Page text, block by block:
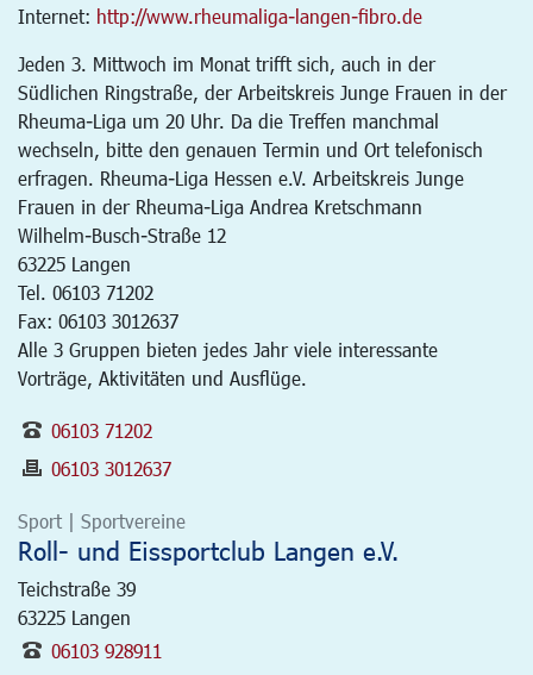
Internet: http://www.rheumaliga-langen-fibro.de
Jeden 3. Mittwoch im Monat trifft sich, auch in der
Südlichen Ringstraße, der Arbeitskreis Junge Frauen in der
Rheuma-Liga um 20 Uhr. Da die Treffen manchmal
wechseln, bitte den genauen Termin und Ort telefonisch
erfragen. Rheuma-Liga Hessen e.V. Arbeitskreis Junge
Frauen in der Rheuma-Liga Andrea Kretschmann
Wilhelm-Busch-Straße 12
63225 Langen
Tel. 06103 71202
Fax: 06103 3012637
Alle 3 Gruppen bieten jedes Jahr viele interessante
Vorträge, Aktivitäten und Ausflüge.
06103 71202
06103 3012637
Sport | Sportvereine
Roll- und Eissportclub Langen e.V.
Teichstraße 39
63225 Langen
06103 928911